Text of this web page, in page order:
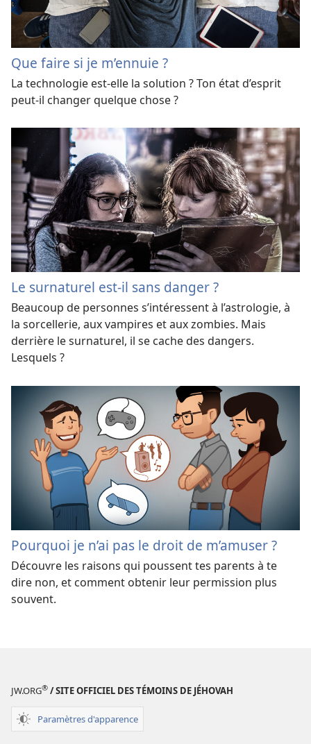
Que faire si je m’ennuie ?
La technologie est-elle la solution ? Ton état d’esprit
peut-il changer quelque chose ?
Le surnaturel est-il sans danger ?
Beaucoup de personnes s’intéressent à l’astrologie, à
la sorcellerie, aux vampires et aux zombies. Mais
derrière le surnaturel, il se cache des dangers.
Lesquels ?
Pourquoi je n’ai pas le droit de m’amuser ?
Découvre les raisons qui poussent tes parents à te
dire non, et comment obtenir leur permission plus
souvent.
JW.ORG® / SITE OFFICIEL DES TÉMOINS DE JÉHOVAH
Paramètres d'apparence